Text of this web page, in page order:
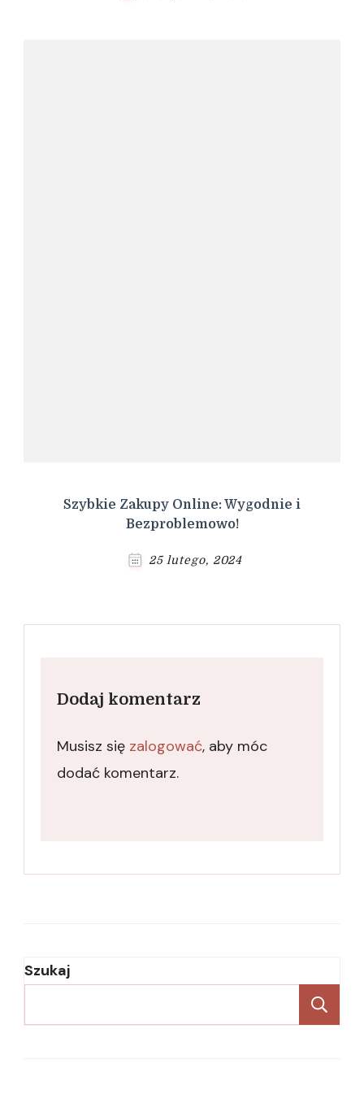
Szybkie Zakupy Online: Wygodnie i
Bezproblemowo!
25 lutego, 2024
Dodaj komentarz
Musisz się zalogować, aby móc
dodać komentarz.
Szukaj